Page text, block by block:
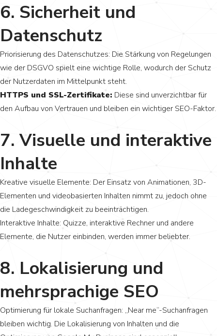
6. Sicherheit und
Datenschutz
Priorisierung des Datenschutzes: Die Stärkung von Regelungen
wie der DSGVO spielt eine wichtige Rolle, wodurch der Schutz
der Nutzerdaten im Mittelpunkt steht.
HTTPS und SSL-Zertifikate: Diese sind unverzichtbar für
den Aufbau von Vertrauen und bleiben ein wichtiger SEO-Faktor.
7. Visuelle und interaktive
Inhalte
Kreative visuelle Elemente: Der Einsatz von Animationen, 3D-
Elementen und videobasierten Inhalten nimmt zu, jedoch ohne
die Ladegeschwindigkeit zu beeinträchtigen.
Interaktive Inhalte: Quizze, interaktive Rechner und andere
Elemente, die Nutzer einbinden, werden immer beliebter.
8. Lokalisierung und
mehrsprachige SEO
Optimierung für lokale Suchanfragen: „Near me“-Suchanfragen
bleiben wichtig. Die Lokalisierung von Inhalten und die